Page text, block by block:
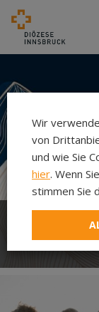
Wir
von
und wie Sie
hier. Wenn
stimmen Sie